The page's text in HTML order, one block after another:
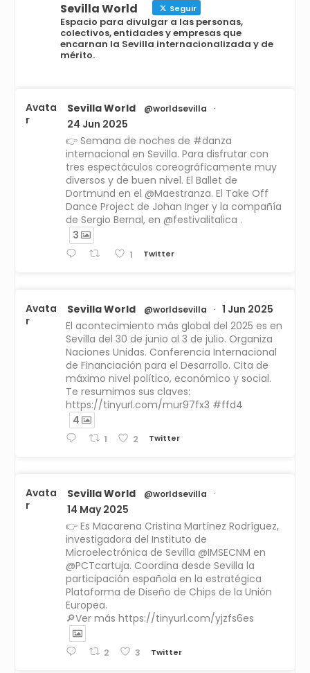
Sevilla World Seguir
Espacio para divulgar a las personas,
colectivos, entidades y empresas que
encarnan la Sevilla internacionalizada y de
mérito.
Avata
r
Sevilla World @worldsevilla ·
24 Jun 2025
👉 Semana de noches de #danza
internacional en Sevilla. Para disfrutar con
tres espectáculos coreográficamente muy
diversos y de buen nivel. El Ballet de
Dortmund en el @Maestranza. El Take Off
Dance Project de Johan Inger y la compañía
de Sergio Bernal, en @festivalitalica .
3
1 Twitter
Avata
r
Sevilla World @worldsevilla ·
1 Jun 2025
El acontecimiento más global del 2025 es en
Sevilla del 30 de junio al 3 de julio. Organiza
Naciones Unidas. Conferencia Internacional
de Financiación para el Desarrollo. Cita de
máximo nivel político, económico y social.
Te resumimos sus claves:
https://tinyurl.com/mur97fx3 #ffd4
4
1 2 Twitter
Avata
r
Sevilla World @worldsevilla ·
14 May 2025
👉 Es Macarena Cristina Martínez Rodríguez,
investigadora del Instituto de
Microelectrónica de Sevilla @IMSECNM en
@PCTcartuja. Coordina desde Sevilla la
participación española en la estratégica
Plataforma de Diseño de Chips de la Unión
Europea.
🔎Ver más https://tinyurl.com/yjzfs6es
2 3 Twitter